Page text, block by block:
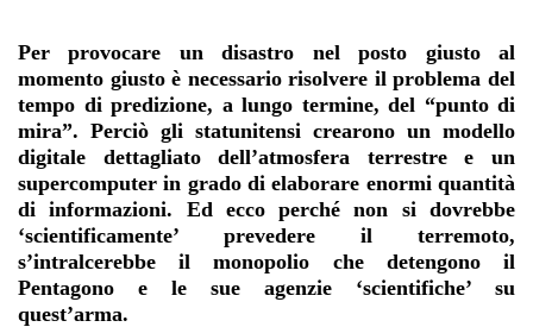
Per provocare un disastro nel posto giusto al
momento giusto è necessario risolvere il problema del
tempo di predizione, a lungo termine, del “punto di
mira”. Perciò gli statunitensi crearono un modello
digitale dettagliato dell’atmosfera terrestre e un
supercomputer in grado di elaborare enormi quantità
di informazioni. Ed ecco perché non si dovrebbe
‘scientificamente’ prevedere il terremoto,
s’intralcerebbe il monopolio che detengono il
Pentagono e le sue agenzie ‘scientifiche’ su
quest’arma.